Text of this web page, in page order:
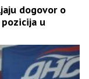
dogovor o
u